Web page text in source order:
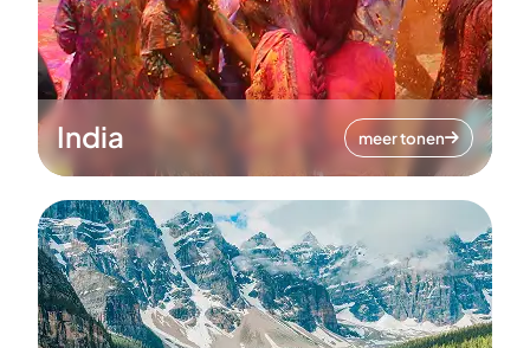
India meer tonen